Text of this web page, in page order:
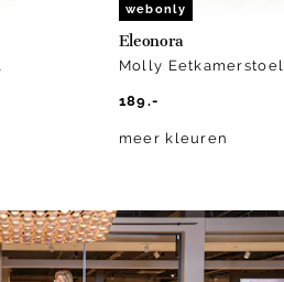
webonly
Eleonora
Molly Eetkamerstoel
189.-
meer kleuren